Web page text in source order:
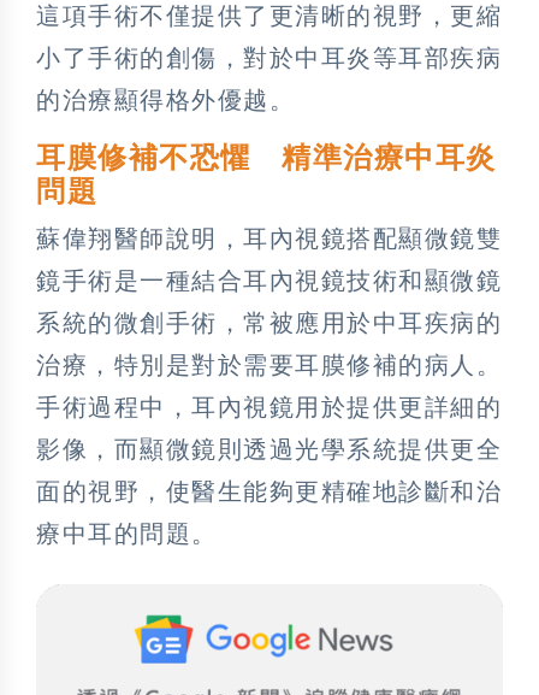
這項手術不僅提供了更清晰的視野，更縮
小了手術的創傷，對於中耳炎等耳部疾病
的治療顯得格外優越。
耳膜修補不恐懼 精準治療中耳炎
問題
蘇偉翔醫師說明，耳內視鏡搭配顯微鏡雙
鏡手術是一種結合耳內視鏡技術和顯微鏡
系統的微創手術，常被應用於中耳疾病的
治療，特別是對於需要耳膜修補的病人。
手術過程中，耳內視鏡用於提供更詳細的
影像，而顯微鏡則透過光學系統提供更全
面的視野，使醫生能夠更精確地診斷和治
療中耳的問題。